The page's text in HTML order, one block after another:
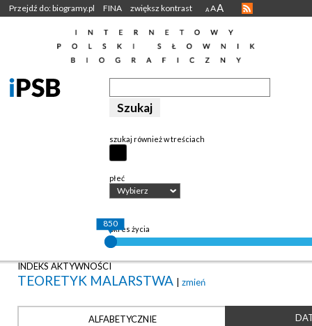
Przejdź do: biogramy.pl FINA zwiększ kontrast A AA
szukaj również w treściach
płeć
Wybierz
okres życia
850
INDEKS AKTYWNOŚCI
TEORETYK MALARSTWA | zmień
ALFABETYCZNIE